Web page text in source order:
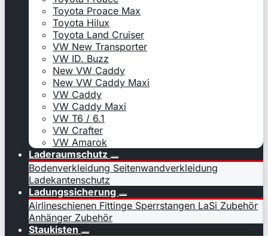
Toyota Proace Max
Toyota Hilux
Toyota Land Cruiser
VW New Transporter
VW ID. Buzz
New VW Caddy
New VW Caddy Maxi
VW Caddy
VW Caddy Maxi
VW T6 / 6.1
VW Crafter
VW Amarok
Laderaumschutz
Bodenverkleidung Seitenwandverkleidung
Ladekantenschutz
Ladungssicherung
Airlineschienen Fittinge Sperrstangen LaSi Zubehör
Anhänger Zubehör
Staukisten